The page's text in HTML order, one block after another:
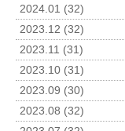
2024.01 (32)
2023.12 (32)
2023.11 (31)
2023.10 (31)
2023.09 (30)
2023.08 (32)